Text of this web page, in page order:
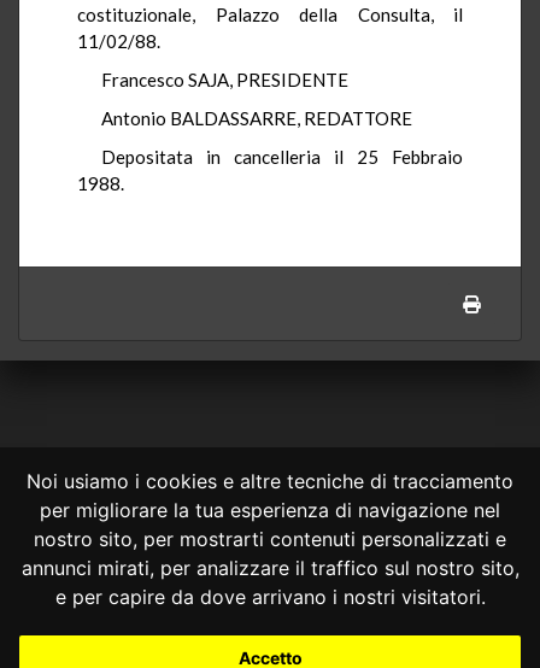
Noi usiamo i cookies e altre tecniche di tracciamento
per migliorare la tua esperienza di navigazione nel
nostro sito, per mostrarti contenuti personalizzati e
annunci mirati, per analizzare il traffico sul nostro sito,
e per capire da dove arrivano i nostri visitatori.
Accetto
costituzionale, Palazzo della Consulta, il
11/02/88.
Francesco SAJA, PRESIDENTE
Antonio BALDASSARRE, REDATTORE
Depositata in cancelleria il 25 Febbraio
1988.
CONSULTA ONLINE DAL 1995 -NOTE LEGALI
Consulta OnLine non ha prodotto e non è responsabile per i contenuti e
le informazioni legali di siti collegati.
costituisce una relazione di consulenza legale.